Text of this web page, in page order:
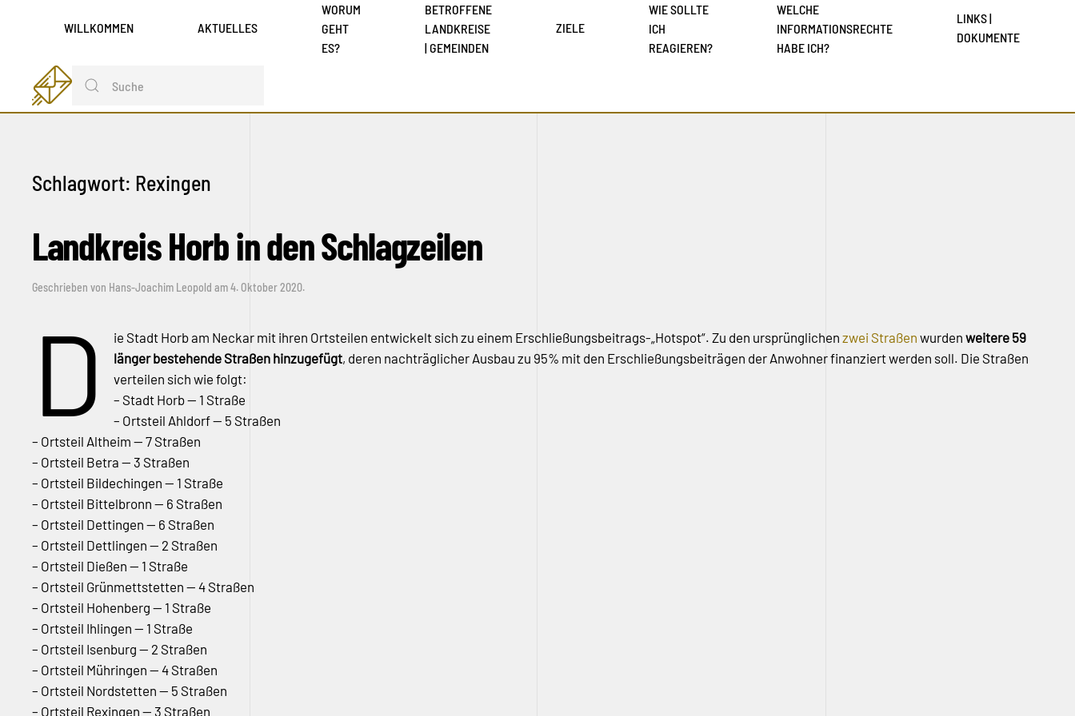
WILLKOMMEN AKTUELLES
WORUM
GEHT
ES?
BETROFFENE
LANDKREISE
| GEMEINDEN
ZIELE
WIE SOLLTE
ICH
REAGIEREN?
WELCHE
INFORMATIONSRECHTE
HABE ICH?
LINKS |
DOKUMENTE
Schlagwort: Rexingen
Landkreis Horb in den Schlagzeilen
Geschrieben von Hans-Joachim Leopold am4. Oktober 2020.
D ie Stadt Horb am Neckar mit ihren Ortsteilen entwickelt sich zu einem Erschließungsbeitrags-„Hotspot“. Zu den ursprünglichenzwei Straßen wurdenweitere 59
länger bestehende Straßen hinzugefügt, deren nachträglicher Ausbau zu 95% mit den Erschließungsbeiträgen der Anwohner finanziert werden soll. Die Straßen
verteilen sich wie folgt:
– Stadt Horb — 1 Straße
– Ortsteil Ahldorf — 5 Straßen
– Ortsteil Altheim — 7 Straßen
– Ortsteil Betra — 3 Straßen
– Ortsteil Bildechingen — 1 Straße
– Ortsteil Bittelbronn — 6 Straßen
– Ortsteil Dettingen — 6 Straßen
– Ortsteil Dettlingen — 2 Straßen
– Ortsteil Dießen — 1 Straße
– Ortsteil Grünmettstetten — 4 Straßen
– Ortsteil Hohenberg — 1 Straße
– Ortsteil Ihlingen — 1 Straße
– Ortsteil Isenburg — 2 Straßen
– Ortsteil Mühringen — 4 Straßen
– Ortsteil Nordstetten — 5 Straßen
– Ortsteil Rexingen — 3 Straßen